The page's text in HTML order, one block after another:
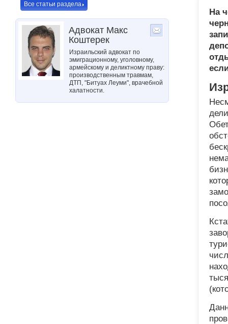
Все статьи раздела
Адвокат Макс
Коштерек
Израильский адвокат по
эмиграционному, уголовному,
армейскому и деликтному праву:
производственным травмам,
ДТП, "Битуах Леуми", врачебной
халатности.
На